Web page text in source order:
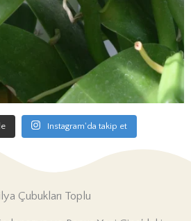
Instagram'da takip et
Çubukları Toplu